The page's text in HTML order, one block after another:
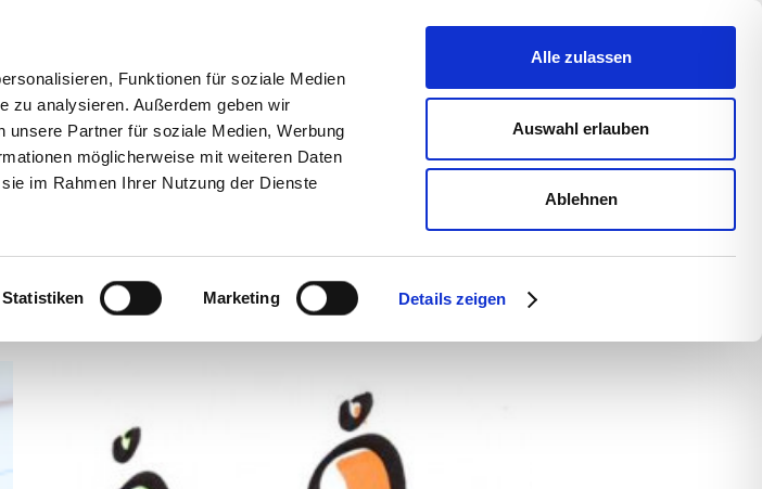
Funktionen für soziale Medien
zu analysieren. Außerdem geben wir
unsere Partner für soziale Medien, Werbung
möglicherweise mit weiteren Daten
im Rahmen Ihrer Nutzung der Dienste
Statistiken Marketing Details zeigen
Alle zulassen
Auswahl erlauben
Ablehnen